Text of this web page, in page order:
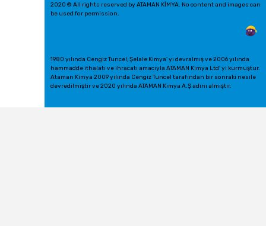
2020 © All rights reserved by ATAMAN KİMYA. No content and images can
be used for permission.
1980 yılında Cengiz Tuncel, Şelale Kimya' yı devralmış ve 2006 yılında
hammadde ithalatı ve ihracatı amacıyla ATAMAN Kimya Ltd' yi kurmuştur.
Ataman Kimya 2009 yılında Cengiz Tuncel tarafından bir sonraki nesile
devredilmiştir ve 2020 yılında ATAMAN Kimya A.Ş adını almıştır.